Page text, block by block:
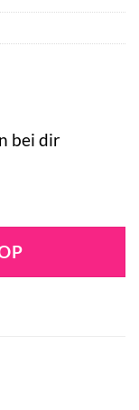
bei dir